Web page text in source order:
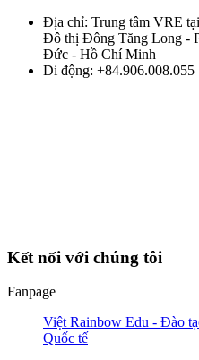
Địa chỉ: Trung tâm VRE
Đô thị Đông Tăng Long -
Đức - Hồ Chí Minh
Di động: +84.906.008.055
Kết nối với chúng tôi
Fanpage
Việt Rainbow Edu - Đào
Quốc tế